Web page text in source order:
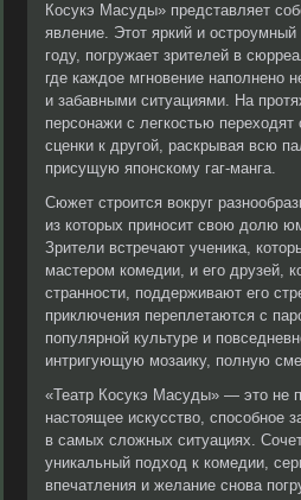
Косукэ Масуды» представляет
явление. Этот яркий и
году, погружает зрителей в
где каждое мгновение наполнено
и забавными ситуациями. На
персонажи с легкостью переходят
сценки к другой, раскрывая всю
присущую японскому гаг-манга.
Сюжет строится вокруг
из которых приносит свою долю
Зрители встречают ученика,
мастером комедии, и его друзей,
странности, поддерживают его
приключения переплетаются с
популярной культуре и
интригующую мозаику, полную
«Театр Косукэ Масуды» — это не
настоящее искусство, способное
в самых сложных ситуациях.
уникальный подход к комедии,
впечатления и желание снова